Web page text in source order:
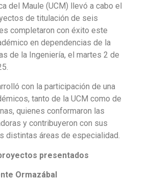
del Maule (UCM) llevó a cabo el
de titulación de seis
completaron con éxito este
en dependencias de la
de la Ingeniería, el martes 2 de
con la participación de una
tanto de la UCM como de
quienes conformaron las
y contribuyeron con sus
distintas áreas de especialidad.
presentados
Ormazábal